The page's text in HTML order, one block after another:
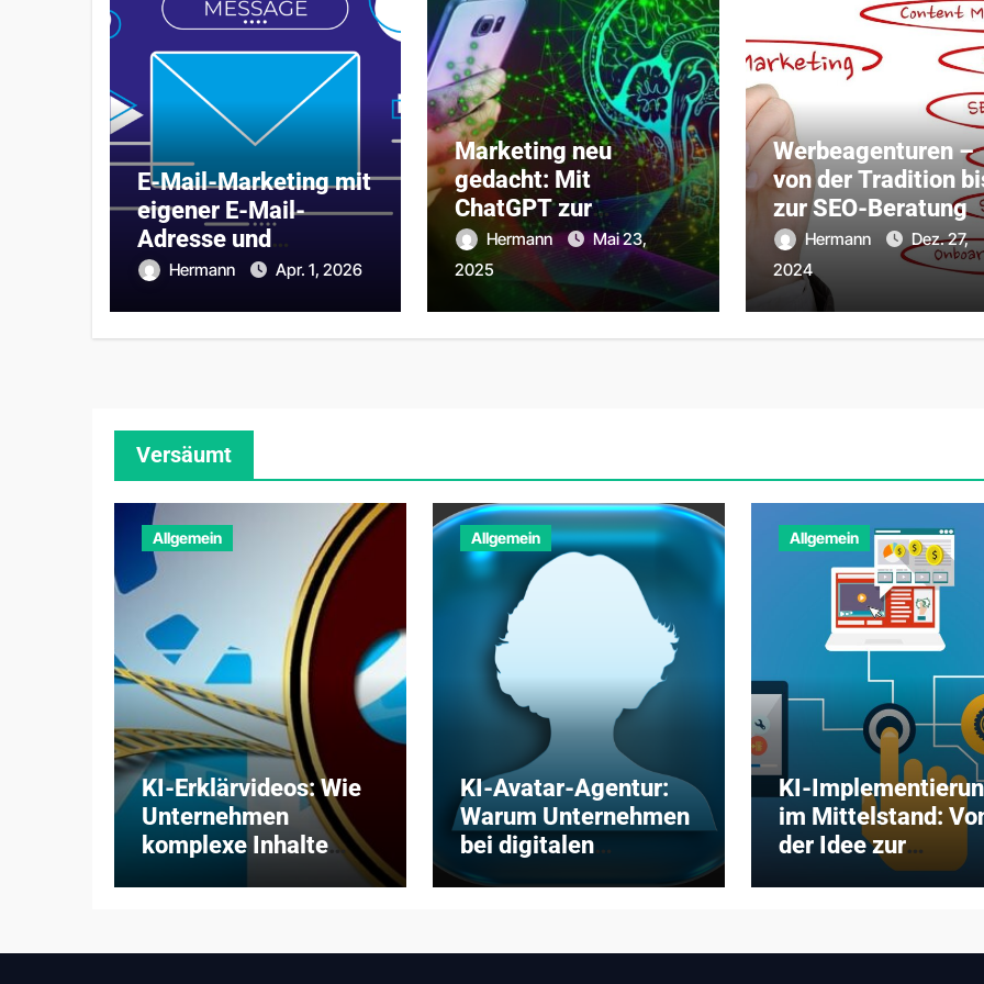
E-Mail-Marketing mit
eigener E-Mail-
Adresse und
Newsletter Software
Hermann Apr. 1, 2026
Marketing neu
gedacht: Mit
ChatGPT zur
digitalen Exzellenz
Hermann
Mai 23,
2025
Werbeagenturen –
von der Tradition
zur SEO-Beratung
Hermann
Dez. 27,
2024
Versäumt
Allgemein
KI-Erklärvideos: Wie
Unternehmen
komplexe Inhalte
verständlich, schnell
Allgemein
KI-Avatar-Agentur:
Warum Unternehmen
bei digitalen
Zwillingen auf
Allgemein
KI-
im Mittelstand:
der Idee zur
erfolgreichen